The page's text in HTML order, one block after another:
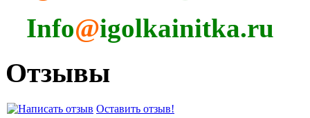
Info@igolkainitka.ru
Отзывы
Оставить отзыв!